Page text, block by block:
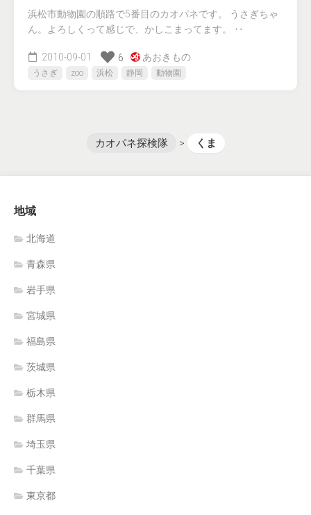
浜松市動物園の順路で5番目のカオパネです。 うさぎちゃ
ん。よろしくって感じで、かしこまってます。 ‥
2010-09-01 6 あおきもの.
うさぎ zoo 浜松 静岡 動物園
カオパネ探検隊 > くま
地域
北海道
青森県
岩手県
宮城県
福島県
茨城県
栃木県
群馬県
埼玉県
千葉県
東京都